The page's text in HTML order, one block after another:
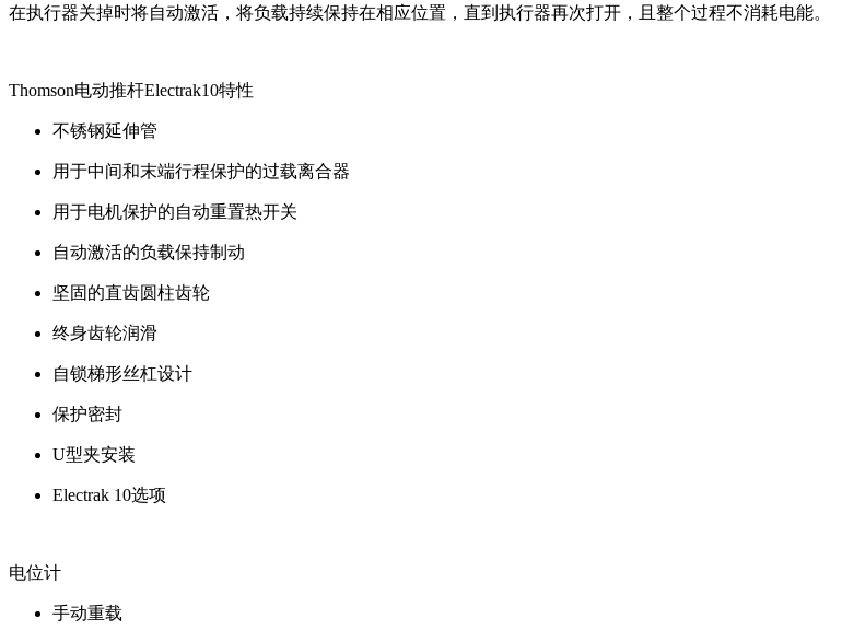
在执行器关掉时将自动激活，将负载持续保持在相应位置，直到执行器再次打开，且整个过程不消耗电能。
Thomson电动推杆Electrak10特性
不锈钢延伸管
用于中间和末端行程保护的过载离合器
用于电机保护的自动重置热开关
自动激活的负载保持制动
坚固的直齿圆柱齿轮
终身齿轮润滑
自锁梯形丝杠设计
保护密封
U型夹安装
Electrak 10选项
电位计
手动重载